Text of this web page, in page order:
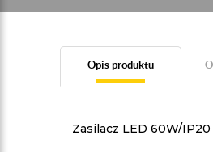
Opis produktu
Zasilacz LED 60W/IP20